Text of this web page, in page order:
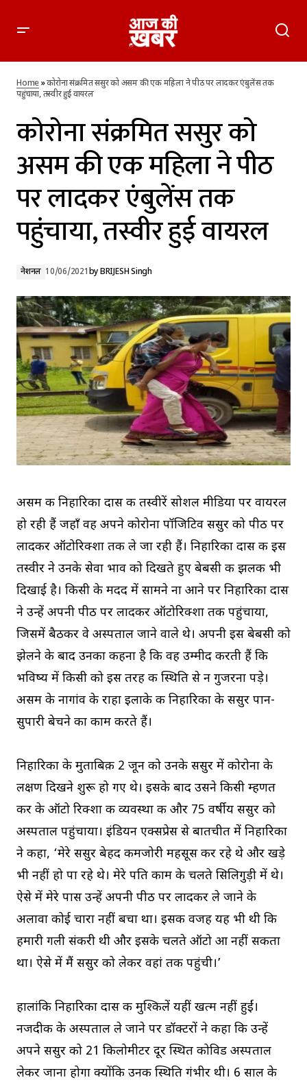
एंबुलेंस तक पहुंचाया, तस्वीर हुई वायरल
Home»कोरोना संक्रमित ससुर को असम की एक महिला ने पीठ पर लादकर एंबुलेंस तक
पहुंचाया, तस्वीर हुई वायरल
कोरोना संक्रमित ससुर को
असम की एक महिला ने पीठ
पर लादकर एंबुलेंस तक
पहुंचाया, तस्वीर हुई वायरल
नेशनल 10/06/2021byBRIJESH Singh
असम की निहारिका दास की तस्वीरें सोशल मीडिया पर वायरल
हो रही हैं जहाँ वह अपने कोरोना पॉजिटिव ससुर को पीठ पर
लादकर ऑटोरिक्शा तक ले जा रही हैं। निहारिका दास की इस
तस्वीर ने उनके सेवा भाव को दिखते हुए बेबसी की झलक भी
दिखाई है। किसी के मदद में सामने ना आने पर निहारिका दास
ने उन्हें अपनी पीठ पर लादकर ऑटोरिक्शा तक पहुंचाया,
जिसमें बैठकर वे अस्पताल जाने वाले थे। अपनी इस बेबसी को
झेलने के बाद उनका कहना है कि वह उम्मीद करती हैं कि
भविष्य में किसी को इस तरह की स्थिति से न गुजरना पड़े।
असम के नागांव के राहा इलाके की निहारिका के ससुर पान-
सुपारी बेचने का काम करते हैं।
निहारिका के मुताबिक़ 2 जून को उनके ससुर में कोरोना के
लक्षण दिखने शुरू हो गए थे। इसके बाद उसने किसी म्हणत
कर के ऑटो रिक्शा की व्यवस्था की और 75 वर्षीय ससुर को
अस्पताल पहुंचाया। इंडियन एक्सप्रेस से बातचीत में निहारिका
ने कहा, ‘मेरे ससुर बेहद कमजोरी महसूस कर रहे थे और खड़े
भी नहीं हो पा रहे थे। मेरे पति काम के चलते सिलिगुड़ी में थे।
ऐसे में मेरे पास उन्हें अपनी पीठ पर लादकर ले जाने के
अलावा कोई चारा नहीं बचा था। इसकी वजह यह भी थी कि
हमारी गली संकरी थी और इसके चलते ऑटो आ नहीं सकता
था। ऐसे में मैं ससुर को लेकर वहां तक पहुंची।’
हालांकि निहारिका दास की मुश्किलें यहीं खत्म नहीं हुईं।
नजदीक के अस्पताल ले जाने पर डॉक्टरों ने कहा कि उन्हें
अपने ससुर को 21 किलोमीटर दूर स्थित कोविड अस्पताल
लेकर जाना होगा क्योंकि उनकी स्थिति गंभीर थी। 6 साल के